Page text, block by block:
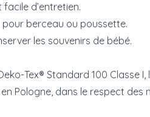
d’entretien.
pour berceau ou poussette.
les souvenirs de bébé.
Tex® Standard 100 Classe I,
Pologne, dans le respect des